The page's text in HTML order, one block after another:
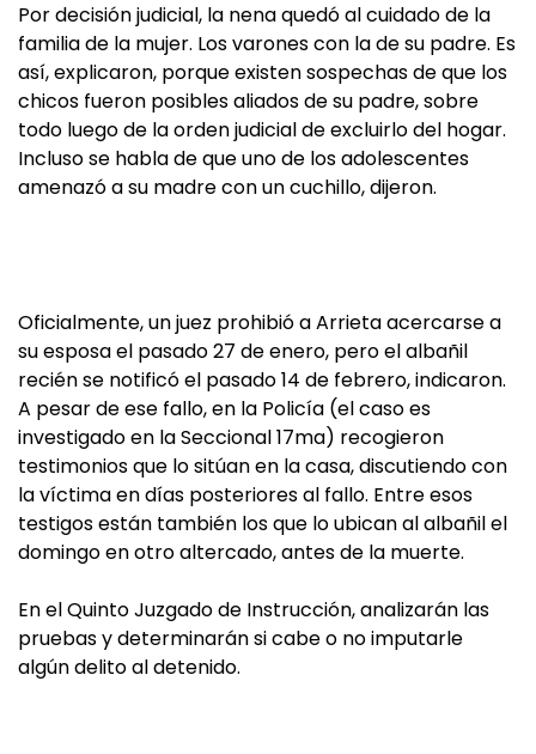
Por decisión judicial, la nena quedó al cuidado de la
familia de la mujer. Los varones con la de su padre. Es
así, explicaron, porque existen sospechas de que los
chicos fueron posibles aliados de su padre, sobre
todo luego de la orden judicial de excluirlo del hogar.
Incluso se habla de que uno de los adolescentes
amenazó a su madre con un cuchillo, dijeron.
Oficialmente, un juez prohibió a Arrieta acercarse a
su esposa el pasado 27 de enero, pero el albañil
recién se notificó el pasado 14 de febrero, indicaron.
A pesar de ese fallo, en la Policía (el caso es
investigado en la Seccional 17ma) recogieron
testimonios que lo sitúan en la casa, discutiendo con
la víctima en días posteriores al fallo. Entre esos
testigos están también los que lo ubican al albañil el
domingo en otro altercado, antes de la muerte.
En el Quinto Juzgado de Instrucción, analizarán las
pruebas y determinarán si cabe o no imputarle
algún delito al detenido.